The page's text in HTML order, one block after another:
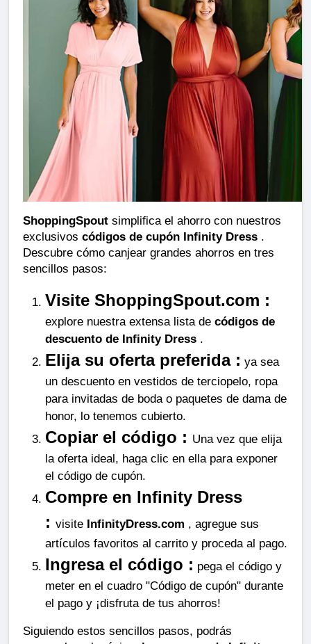
ShoppingSpout simplifica el ahorro con nuestros
exclusivos códigos de cupón Infinity Dress .
Descubre cómo canjear grandes ahorros en tres
sencillos pasos:
Visite ShoppingSpout.com :
explore nuestra extensa lista de códigos de
descuento de Infinity Dress .
Elija su oferta preferida : ya sea
un descuento en vestidos de terciopelo, ropa
para invitadas de boda o paquetes de dama de
honor, lo tenemos cubierto.
Copiar el código : Una vez que elija
la oferta ideal, haga clic en ella para exponer
el código de cupón.
Compre en Infinity Dress
: visite InfinityDress.com , agregue sus
artículos favoritos al carrito y proceda al pago.
Ingresa el código : pega el código y
meter en el cuadro "Código de cupón" durante
el pago y ¡disfruta de tus ahorros!
Siguiendo estos sencillos pasos, podrás